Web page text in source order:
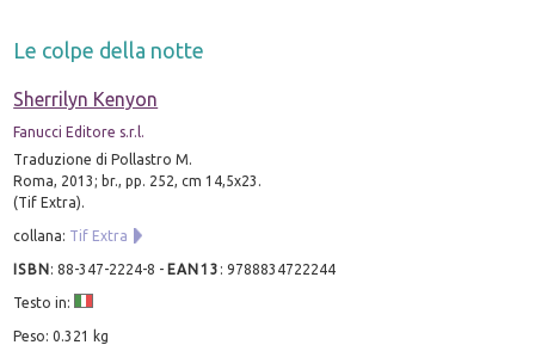
Le colpe della notte
Sherrilyn Kenyon
Fanucci Editore s.r.l.
Traduzione di Pollastro M.
Roma, 2013; br., pp. 252, cm 14,5x23.
(Tif Extra).
collana: Tif Extra
ISBN:88-347-2224-8 - EAN13 :9788834722244
Testo in:
Peso: 0.321 kg